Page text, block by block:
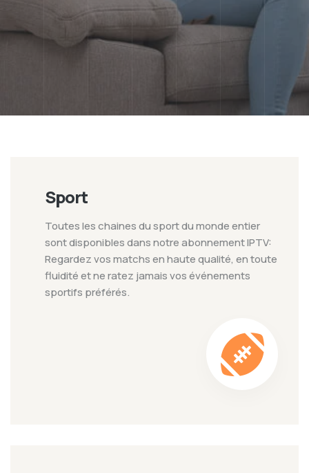
Sport
Toutes les chaines du sport du monde entier
sont disponibles dans notre abonnement IPTV:
Regardez vos matchs en haute qualité, en toute
fluidité et ne ratez jamais vos événements
sportifs préférés.